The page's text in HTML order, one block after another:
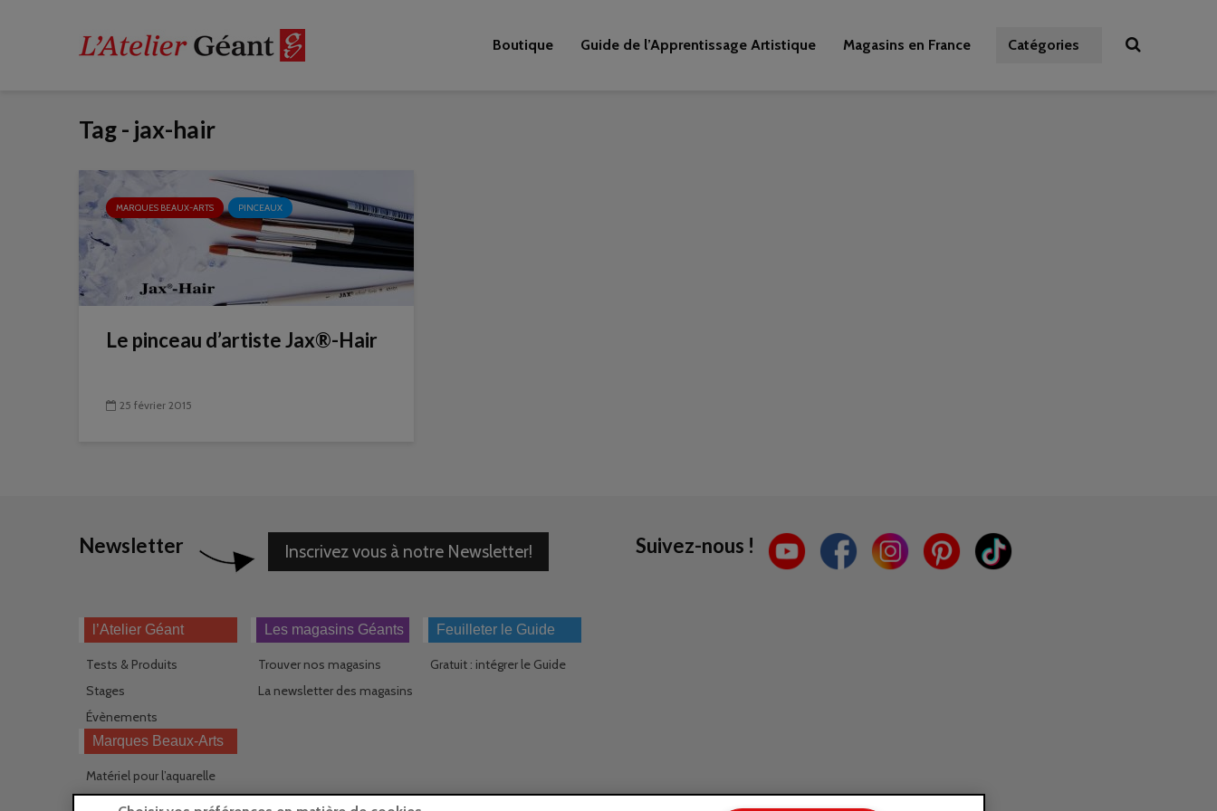
Boutique Guide de l’Apprentissage Artistique Magasins en France Catégories
Tag - jax-hair
MARQUES BEAUX-ARTS PINCEAUX
Le pinceau d’artiste Jax®-Hair
25 février 2015
Newsletter Inscrivez vous à notre Newsletter! Suivez-nous !
l’Atelier Géant
Tests & Produits
Stages
Évènements
Les magasins Géants
Trouver nos magasins
La newsletter des magasins
Feuilleter le Guide
Gratuit : intégrer le Guide
Marques Beaux-Arts
Matériel pour l’aquarelle
Matériel pour l’acrylique